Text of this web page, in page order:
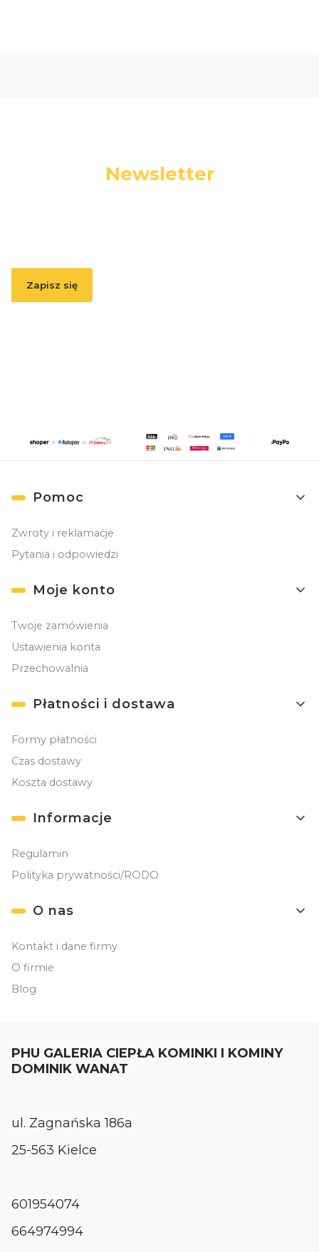
Newsletter
Zapisz się
Linki w stopce
Pomoc
Zwroty i reklamacje
Pytania i odpowiedzi
Moje konto
Twoje zamówienia
Ustawienia konta
Przechowalnia
Płatności i dostawa
Formy płatności
Czas dostawy
Koszta dostawy
Informacje
Regulamin
Polityka prywatności/RODO
O nas
Kontakt i dane firmy
O firmie
Blog
PHU GALERIA CIEPŁA KOMINKI I KOMINY
DOMINIK WANAT
ul. Zagnańska 186a
25-563 Kielce
601954074
664974994